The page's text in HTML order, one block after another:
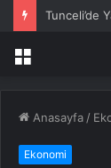
Tunceli’de
Menü
Anasayfa /
Ekonomi